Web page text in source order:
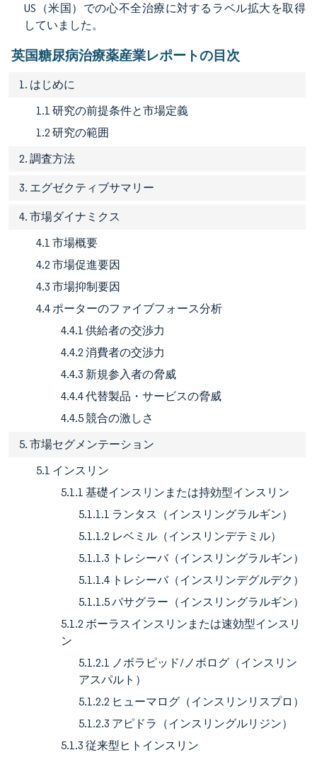
US（米国）での心不全治療に対するラベル拡大を取得
していました。
英国糖尿病治療薬産業レポートの目次
1. はじめに
1.1 研究の前提条件と市場定義
1.2 研究の範囲
2. 調査方法
3. エグゼクティブサマリー
4. 市場ダイナミクス
4.1 市場概要
4.2 市場促進要因
4.3 市場抑制要因
4.4 ポーターのファイブフォース分析
4.4.1 供給者の交渉力
4.4.2 消費者の交渉力
4.4.3 新規参入者の脅威
4.4.4 代替製品・サービスの脅威
4.4.5 競合の激しさ
5. 市場セグメンテーション
5.1 インスリン
5.1.1 基礎インスリンまたは持効型インスリン
5.1.1.1 ランタス（インスリングラルギン）
5.1.1.2 レベミル（インスリンデテミル）
5.1.1.3 トレシーバ（インスリングラルギン）
5.1.1.4 トレシーバ（インスリンデグルデク）
5.1.1.5 バサグラー（インスリングラルギン）
5.1.2 ボーラスインスリンまたは速効型インスリ
ン
5.1.2.1 ノボラピッド/ノボログ（インスリン
アスパルト）
5.1.2.2 ヒューマログ（インスリンリスプロ）
5.1.2.3 アピドラ（インスリングルリジン）
5.1.3 従来型ヒトインスリン